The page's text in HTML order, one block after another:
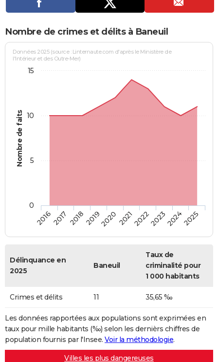
FORUM
Bricolage
Lifestyle
Culture
Sport
Auto
Television
Voyage
Cinema
Nombre de crimes et délits à Baneuil
Nombre de faits
Données 2025 (source : Linternaute.com d'après le Ministère de
l'Intérieur et des Outre-Mer)
20162017 20182019202020212022202320242025
0
5
10
15
Délinquance en
2025
Baneuil
Taux de
criminalité pour
1 000 habitants
Crimes et délits 11 35,65 ‰
Les données rapportées aux populations sont exprimées en
taux pour mille habitants (‰) selon les dernièrs chiffres de
population fournis par l'Insee. Voir la méthodologie.
Villes les plus dangereuses